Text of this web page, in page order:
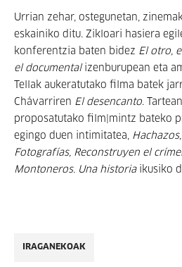
Urrian zehar, ostegunetan,
eskainiko ditu. Zikloari hasiera
konferentzia baten bidez El otro,
el documentalizenburupean eta
Tellak aukeratutako filma batek
Chávarriren El desencanto.
proposatutako film|mintz bateko
egingo duen intimitatea,
Fotografías, Reconstruyen el
Montoneros. Una historia
ikusiko
IRAGANEKOAK